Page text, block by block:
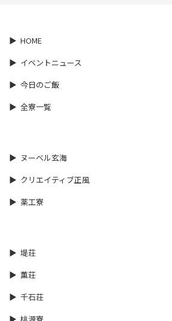
HOME
イベントニュース
今日のご飯
全寮一覧
ヌーベル玄海
クリエイティブ正風
薬工寮
堤荘
薫荘
千石荘
桃源寮